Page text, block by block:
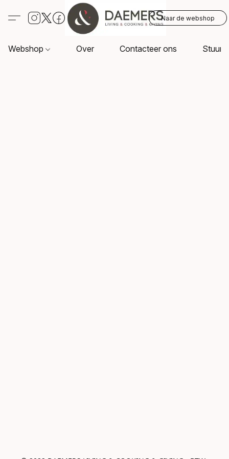
Naar de webshop
Webshop Over Contacteer ons Stuur